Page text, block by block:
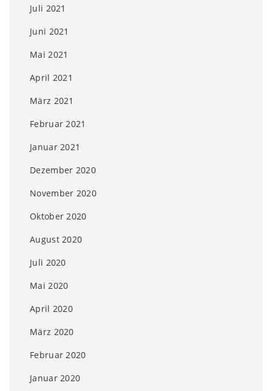
Juli 2021
Juni 2021
Mai 2021
April 2021
März 2021
Februar 2021
Januar 2021
Dezember 2020
November 2020
Oktober 2020
August 2020
Juli 2020
Mai 2020
April 2020
März 2020
Februar 2020
Januar 2020